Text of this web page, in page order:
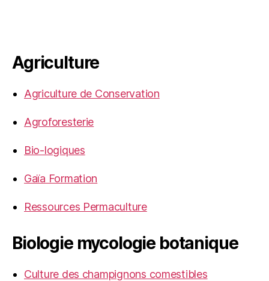
Agriculture
Agriculture de Conservation
Agroforesterie
Bio-logiques
Gaïa Formation
Ressources Permaculture
Biologie mycologie botanique
Culture des champignons comestibles